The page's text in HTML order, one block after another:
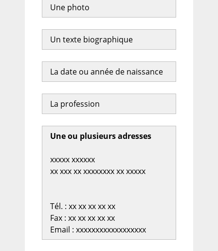
Une photo
Un texte biographique
La date ou année de naissance
La profession
Une ou plusieurs adresses
xxxxx xxxxxx
xx xxx xx xxxxxxxx xx xxxxx
Tél. : xx xx xx xx xx
Fax : xx xx xx xx xx
Email : xxxxxxxxxxxxxxxxxx